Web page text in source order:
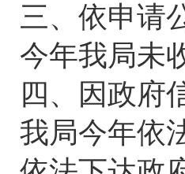
三、依申请
今年我局未
四、因政府
我局今年依